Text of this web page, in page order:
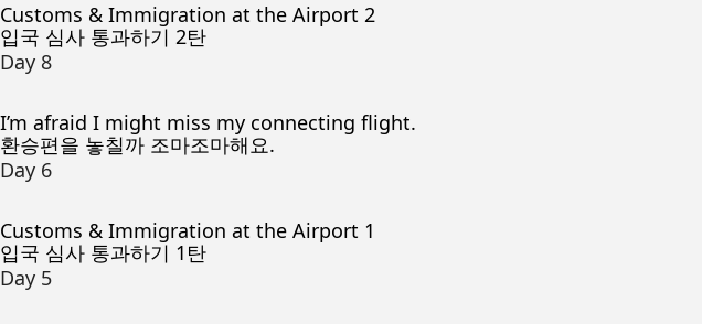
Customs & Immigration at the Airport 2
입국 심사 통과하기 2탄
Day 8
I’m afraid I might miss my connecting flight.
환승편을 놓칠까 조마조마해요.
Day 6
Customs & Immigration at the Airport 1
입국 심사 통과하기 1탄
Day 5